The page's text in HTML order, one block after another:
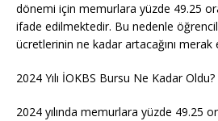
dönemi için memurlara yüzde 49.25
ifade edilmektedir. Bu nedenle
ücretlerinin ne kadar artacağını merak
2024 Yılı İOKBS Bursu Ne Kadar Oldu?
2024 yılında memurlara yüzde 49.25